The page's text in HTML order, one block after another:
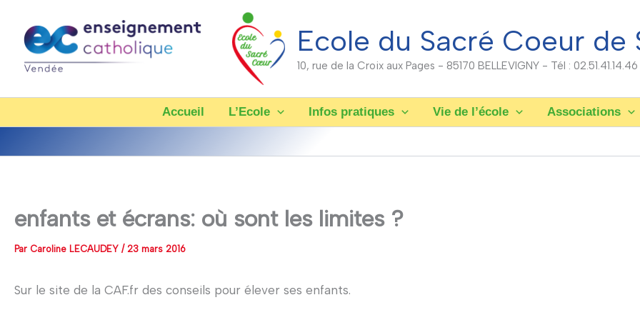
contenu
Ecole du Sacré Coeur de
10, rue de la Croix aux Pages - 85170 BELLEVIGNY - Tél : 02.51.41.14.46
Accueil L’Ecole Infos pratiques Vie de l’école Associations
enfants et écrans: où sont les limites ?
Par Caroline LECAUDEY / 23 mars 2016
Sur le site de la CAF.fr des conseils pour élever ses enfants.